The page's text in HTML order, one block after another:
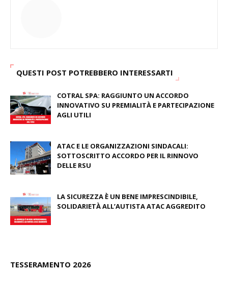
QUESTI POST POTREBBERO INTERESSARTI
COTRAL SPA: RAGGIUNTO UN ACCORDO
INNOVATIVO SU PREMIALITÀ E PARTECIPAZIONE
AGLI UTILI
ATAC E LE ORGANIZZAZIONI SINDACALI:
SOTTOSCRITTO ACCORDO PER IL RINNOVO
DELLE RSU
LA SICUREZZA È UN BENE IMPRESCINDIBILE,
SOLIDARIETÀ ALL’AUTISTA ATAC AGGREDITO
TESSERAMENTO 2026